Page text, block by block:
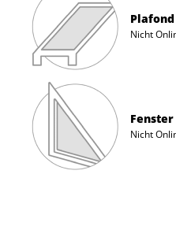
Plafond
Nicht
Nicht